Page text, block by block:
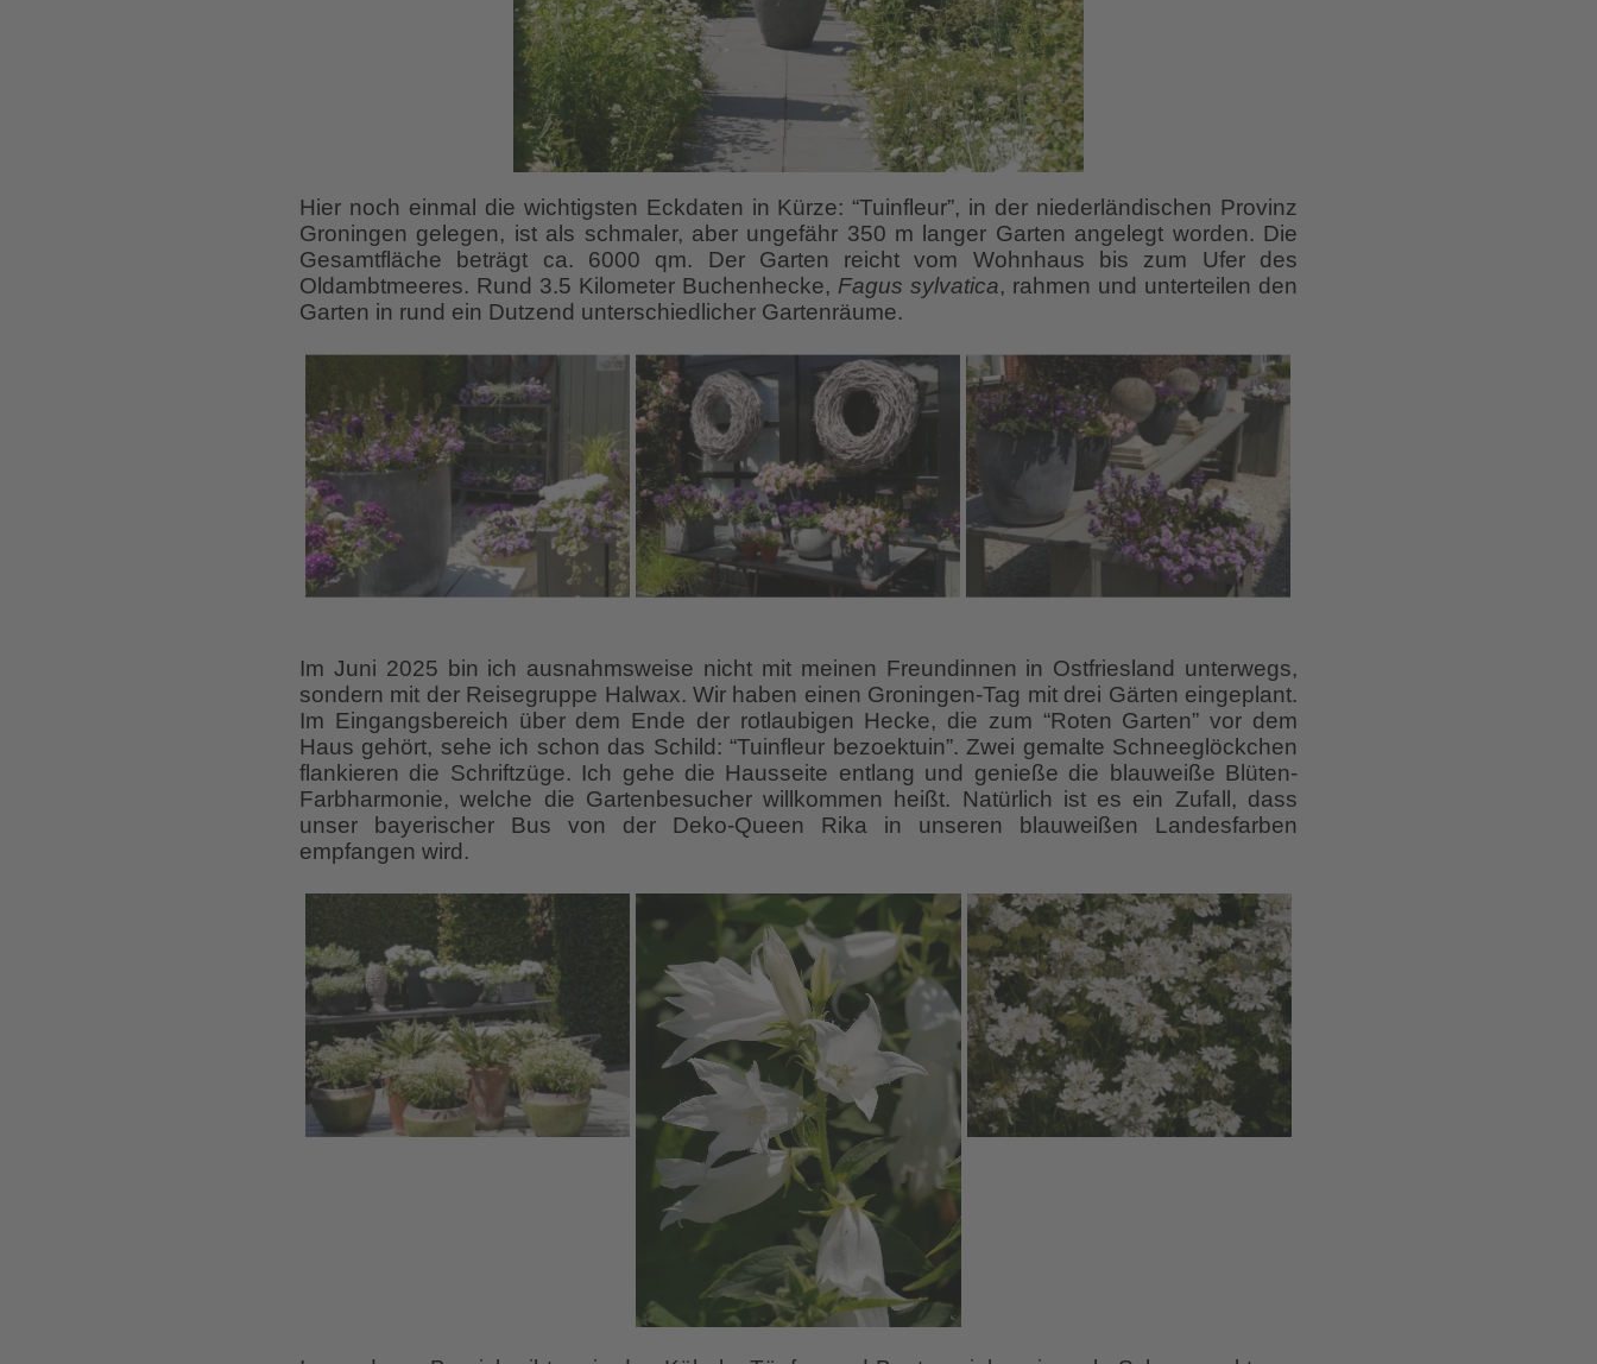
Hier noch einmal die wichtigsten Eckdaten in Kürze: “Tuinfleur”, in der niederländischen Provinz
Groningen gelegen, ist als schmaler, aber ungefähr 350 m langer Garten angelegt worden. Die
Gesamtfläche beträgt ca. 6000 qm. Der Garten reicht vom Wohnhaus bis zum Ufer des
Oldambtmeeres. Rund 3.5 Kilometer Buchenhecke, Fagus sylvatica, rahmen und unterteilen den
Garten in rund ein Dutzend unterschiedlicher Gartenräume.
Im Juni 2025 bin ich ausnahmsweise nicht mit meinen Freundinnen in Ostfriesland unterwegs,
sondern mit der Reisegruppe Halwax. Wir haben einen Groningen-Tag mit drei Gärten eingeplant.
Im Eingangsbereich über dem Ende der rotlaubigen Hecke, die zum “Roten Garten” vor dem
Haus gehört, sehe ich schon das Schild: “Tuinfleur bezoektuin”. Zwei gemalte Schneeglöckchen
flankieren die Schriftzüge. Ich gehe die Hausseite entlang und genieße die blauweiße Blüten-
Farbharmonie, welche die Gartenbesucher willkommen heißt. Natürlich ist es ein Zufall, dass
unser bayerischer Bus von der Deko-Queen Rika in unseren blauweißen Landesfarben
empfangen wird.